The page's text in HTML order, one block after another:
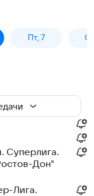
Пт, 7
Суперлига.
Дон"
Лига.